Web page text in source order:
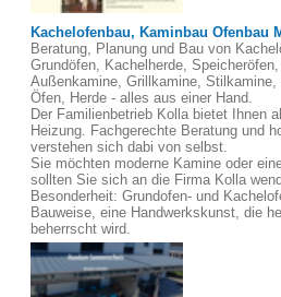
Kachelofenbau, Kaminbau Ofenbau
Beratung, Planung und Bau von
Grundöfen, Kachelherde,
Außenkamine, Grillkamine,
Öfen, Herde - alles aus einer Hand.
Der Familienbetrieb Kolla bietet Ihnen
Heizung. Fachgerechte Beratung und
verstehen sich dabi von selbst.
Sie möchten moderne Kamine oder
sollten Sie sich an die Firma Kolla
Besonderheit: Grundofen- und
Bauweise, eine Handwerkskunst, die
beherrscht wird.